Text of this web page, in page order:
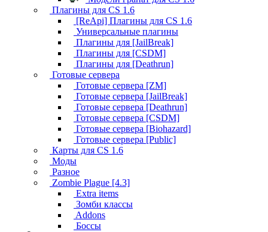
Плагины для CS 1.6
[ReApi] Плагины для CS 1.6
Универсальные плагины
Плагины для [JailBreak]
Плагины для [CSDM]
Плагины для [Deathrun]
Готовые сервера
Готовые сервера [ZM]
Готовые сервера [JailBreak]
Готовые сервера [Deathrun]
Готовые сервера [CSDM]
Готовые сервера [Biohazard]
Готовые сервера [Public]
Карты для CS 1.6
Моды
Разное
Zombie Plague [4.3]
Extra items
Зомби классы
Addons
Боссы